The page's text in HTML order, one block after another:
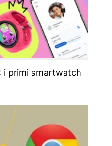
i primi smartwatch